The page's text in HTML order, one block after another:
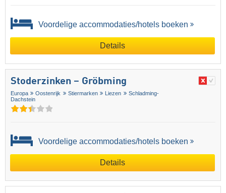
Voordelige accommodaties/hotels boeken
Details
Stoderzinken – Gröbming
Europa Oostenrijk Stiermarken Liezen
Schladming-
Dachstein
Voordelige accommodaties/hotels boeken
Details